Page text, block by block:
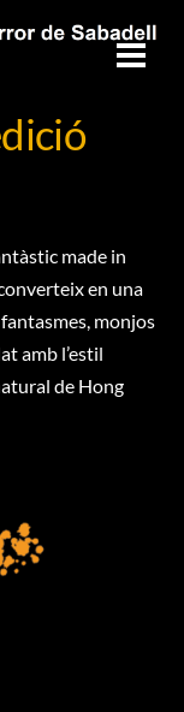
made in
en una
monjos
amb l’estil
de Hong